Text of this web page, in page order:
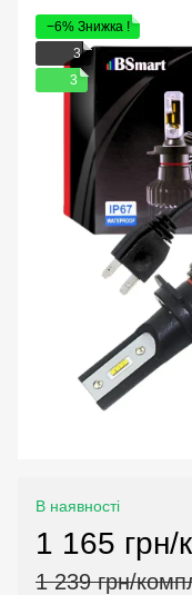
−6% Знижка !
3
3
В наявності
1 165 грн/
1 239 грн/